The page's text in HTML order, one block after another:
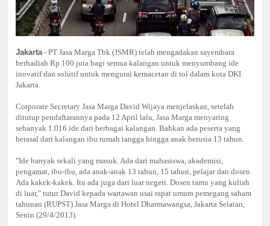
Jakarta- PT Jasa Marga Tbk (JSMR) telah mengadakan sayembara
berhadiah Rp 100 juta bagi semua kalangan untuk menyumbang ide
inovatif dan solutif untuk mengurai kemacetan di tol dalam kota DKI
Jakarta.
Corporate Secretary Jasa Marga David Wijaya menjelaskan, setelah
ditutup pendaftarannya pada 12 April lalu, Jasa Marga menyaring
sebanyak 1.016 ide dari berbagai kalangan. Bahkan ada peserta yang
berasal dari kalangan ibu rumah tangga hingga anak berusia 13 tahun.
"Ide banyak sekali yang masuk. Ada dari mahasiswa, akademisi,
pengamat, ibu-ibu, ada anak-anak 13 tahun, 15 tahun, pelajar dan dosen.
Ada kakek-kakek. Itu ada juga dari luar negeri. Dosen tamu yang kuliah
di luar," tutur David kepada wartawan usai rapat umum pemegang saham
tahunan (RUPST) Jasa Marga di Hotel Dharmawangsa, Jakarta Selatan,
Senin (29/4/2013).